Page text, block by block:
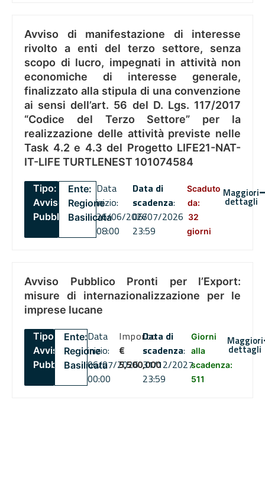
Avviso di manifestazione di interesse
rivolto a enti del terzo settore, senza
scopo di lucro, impegnati in attività non
economiche di interesse generale,
finalizzato alla stipula di una convenzione
ai sensi dell’art. 56 del D. Lgs. 117/2017
“Codice del Terzo Settore” per la
realizzazione delle attività previste nelle
Task 4.2 e 4.3 del Progetto LIFE21-NAT-
IT-LIFE TURTLENEST 101074584
Tipo:
Avviso
Pubblico
Ente:
Regione
Basilicata
Data
inizio:
26/06/2026
08:00
Data di
scadenza:
06/07/2026
23:59
Scaduto
da:
32
giorni
Maggiori
dettagli
Avviso Pubblico Pronti per l’Export:
misure di internazionalizzazione per le
imprese lucane
Tipo:
Avviso
Pubblico
Ente:
Regione
Basilicata
Data
inizio:
06/07/2026
00:00
Importo
€
5,500,000
Data di
scadenza:
31/12/2027
23:59
Giorni
alla
scadenza:
511
Maggiori
dettagli